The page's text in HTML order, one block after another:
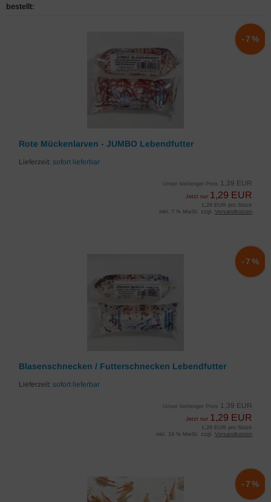
bestellt:
Rote Mückenlarven - JUMBO Lebendfutter
Lieferzeit: sofort lieferbar
Unser bisheriger Preis 1,39 EUR
Jetzt nur 1,29 EUR
-7%
1,29 EUR pro Stück
inkl. 7 % MwSt. zzgl. Versandkosten
Blasenschnecken / Futterschnecken Lebendfutter
Lieferzeit: sofort lieferbar
Unser bisheriger Preis 1,39 EUR
Jetzt nur 1,29 EUR
-7%
1,29 EUR pro Stück
inkl. 19 % MwSt. zzgl. Versandkosten
-7%